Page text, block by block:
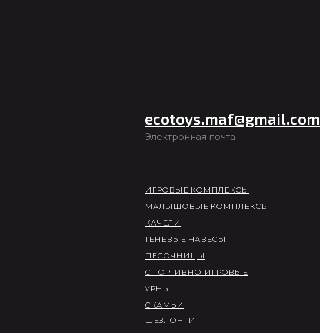
ecotoys.maf@gmail.com
Электронная почта
ИГРОВЫЕ КОМПЛЕКСЫ
МАЛЫШОВЫЕ КОМПЛЕКСЫ
КАЧЕЛИ
ТЕНЕВЫЕ НАВЕСЫ
ПЕСОЧНИЦЫ
СПОРТИВНО-ИГРОВЫЕ
УРНЫ
СКАМЬИ
ШЕЗЛОНГИ